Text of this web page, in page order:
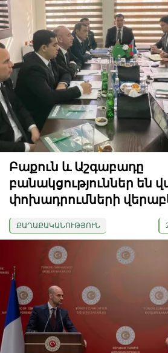
Բաքուն և Աշգաբադը
բանակցություններ են
փոխադրումների
ՔԱՂԱՔԱԿԱՆՈՒԹՅՈՒՆ